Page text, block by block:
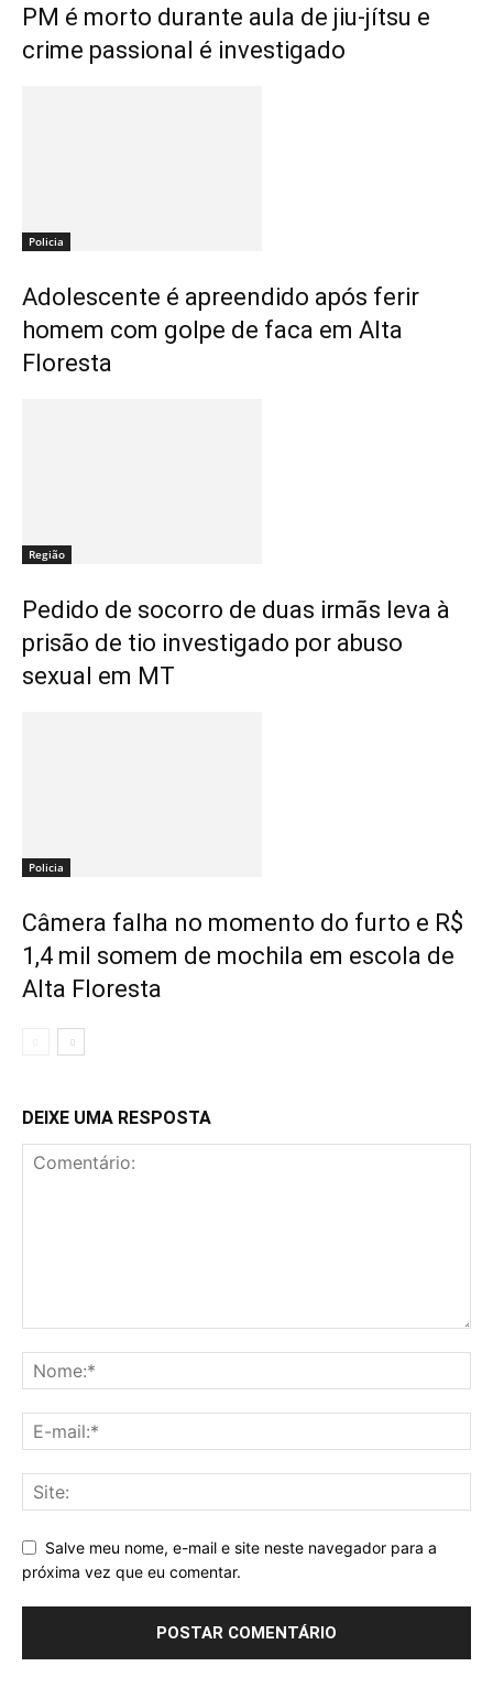
PM é morto durante aula de jiu-jítsu e
crime passional é investigado
Policia
Adolescente é apreendido após ferir
homem com golpe de faca em Alta
Floresta
Região
Pedido de socorro de duas irmãs leva à
prisão de tio investigado por abuso
sexual em MT
Policia
Câmera falha no momento do furto e R$
1,4 mil somem de mochila em escola de
Alta Floresta
DEIXE UMA RESPOSTA
Salve meu nome, e-mail e site neste navegador para a
próxima vez que eu comentar.